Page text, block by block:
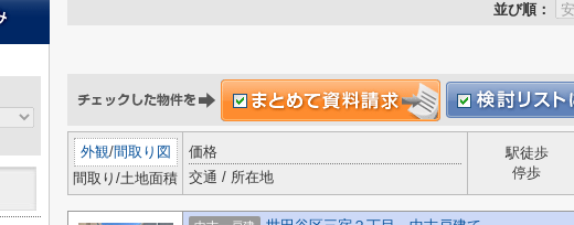
並び順：
外観/間取り図
間取り/土地面積
価格
交通 / 所在地
駅徒歩
停歩